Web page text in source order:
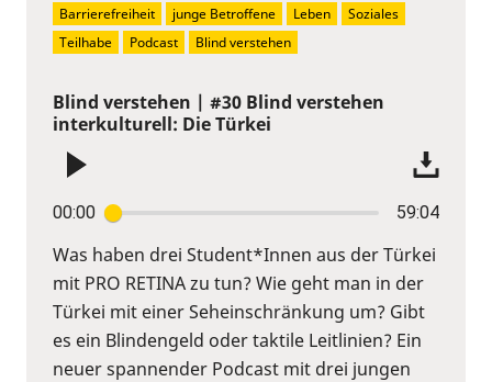
Blind verstehen | #30 Blind verstehen
interkulturell: Die Türkei
00:00 59:04
Was haben drei Student*Innen aus der Türkei
mit PRO RETINA zu tun? Wie geht man in der
Türkei mit einer Seheinschränkung um? Gibt
es ein Blindengeld oder taktile Leitlinien? Ein
neuer spannender Podcast mit drei jungen
Barrierefreiheit junge Betroffene Leben
Soziales
Teilhabe
Podcast Blind verstehen